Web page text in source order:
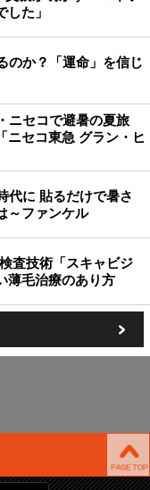
した」
のか？「運命」を信じ
ニセコで避暑の夏旅
ニセコ東急 グラン・ヒ
代に 貼るだけで暑さ
～ファンケル
査技術「スキャビジ
薄毛治療のあり方